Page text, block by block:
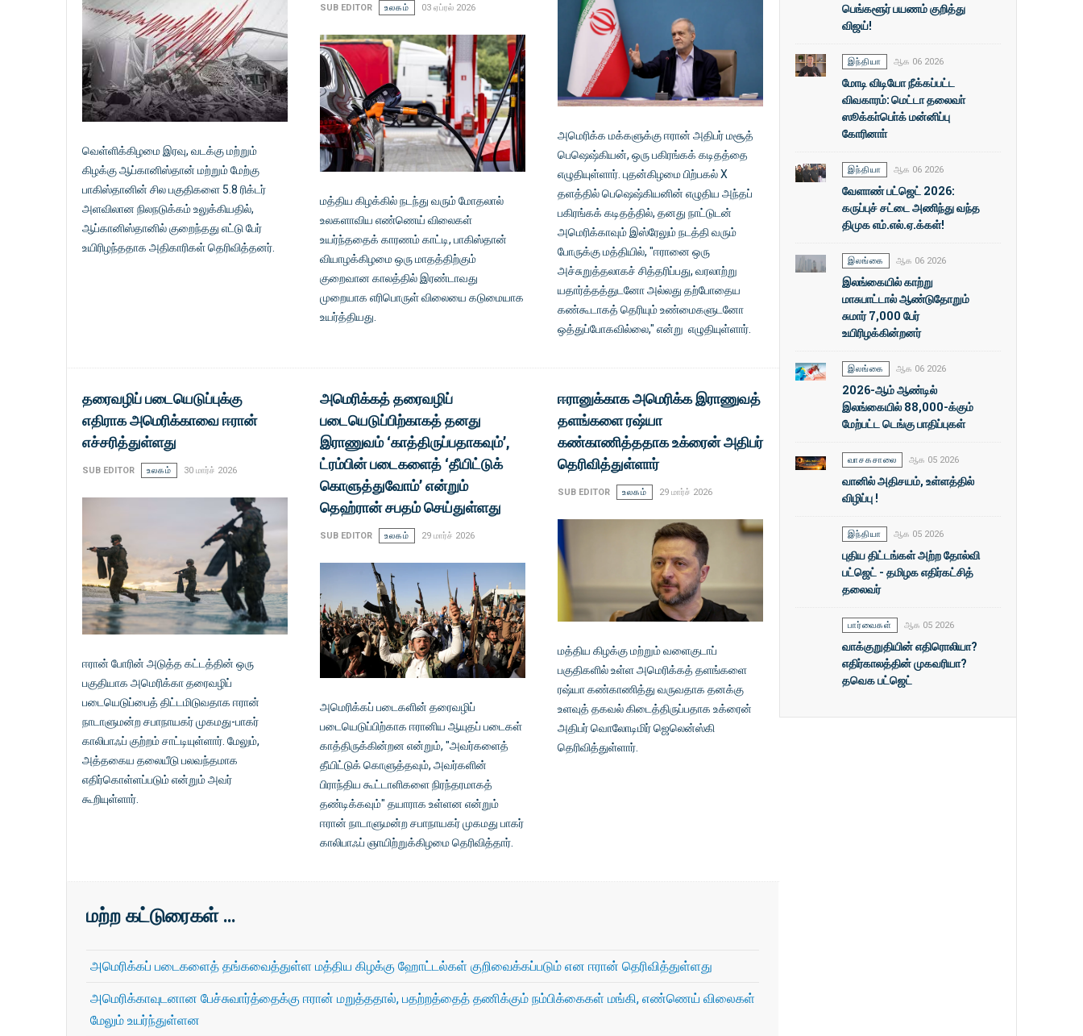
வெள்ளிக்கிழமை இரவு, வடக்கு மற்றும்
கிழக்கு ஆப்கானிஸ்தான் மற்றும் மேற்கு
பாகிஸ்தானின் சில பகுதிகளை 5.8 ரிக்டர்
அளவிலான நிலநடுக்கம் உலுக்கியதில்,
ஆப்கானிஸ்தானில் குறைந்தது எட்டு பேர்
உயிரிழந்ததாக அதிகாரிகள் தெரிவித்தனர்.
SUB EDITOR உலகம் 03 ஏப்ரல் 2026
மத்திய கிழக்கில் நடந்து வரும் மோதலால்
உலகளாவிய எண்ணெய் விலைகள்
உயர்ந்ததைக் காரணம் காட்டி, பாகிஸ்தான்
வியாழக்கிழமை ஒரு மாதத்திற்கும்
குறைவான காலத்தில் இரண்டாவது
முறையாக எரிபொருள் விலையை கடுமையாக
உயர்த்தியது.
அமெரிக்க மக்களுக்கு ஈரான் அதிபர் மசூத்
பெஷெஷ்கியன், ஒரு பகிரங்கக் கடிதத்தை
எழுதியுள்ளார். புதன்கிழமை பிற்பகல் X
தளத்தில் பெஷெஷ்கியனின் எழுதிய அந்தப்
பகிரங்கக் கடிதத்தில், தனது நாட்டுடன்
அமெரிக்காவும் இஸ்ரேலும் நடத்தி வரும்
போருக்கு மத்தியில், "ஈரானை ஒரு
அச்சுறுத்தலாகச் சித்தரிப்பது, வரலாற்று
யதார்த்தத்துடனோ அல்லது தற்போதைய
கண்கூடாகத் தெரியும் உண்மைகளுடனோ
ஒத்துப்போகவில்லை," என்று எழுதியுள்ளார்.
தரைவழிப் படையெடுப்புக்கு
எதிராக அமெரிக்காவை ஈரான்
எச்சரித்துள்ளது
SUB EDITOR உலகம் 30 மார்ச் 2026
ஈரான் போரின் அடுத்த கட்டத்தின் ஒரு
பகுதியாக அமெரிக்கா தரைவழிப்
படையெடுப்பைத் திட்டமிடுவதாக ஈரான்
நாடாளுமன்ற சபாநாயகர் முகமது-பாகர்
காலிபாஃப் குற்றம் சாட்டியுள்ளார். மேலும்,
அத்தகைய தலையீடு பலவந்தமாக
எதிர்கொள்ளப்படும் என்றும் அவர்
கூறியுள்ளார்.
அமெரிக்கத் தரைவழிப்
படையெடுப்பிற்காகத் தனது
இராணுவம் ‘காத்திருப்பதாகவும்’,
ட்ரம்பின் படைகளைத் ‘தீயிட்டுக்
கொளுத்துவோம்’ என்றும்
தெஹ்ரான் சபதம் செய்துள்ளது
SUB EDITOR உலகம் 29 மார்ச் 2026
அமெரிக்கப் படைகளின் தரைவழிப்
படையெடுப்பிற்காக ஈரானிய ஆயுதப் படைகள்
காத்திருக்கின்றன என்றும், "அவர்களைத்
தீயிட்டுக் கொளுத்தவும், அவர்களின்
பிராந்திய கூட்டாளிகளை நிரந்தரமாகத்
தண்டிக்கவும்" தயாராக உள்ளன என்றும்
ஈரான் நாடாளுமன்ற சபாநாயகர் முகமது பாகர்
காலிபாஃப் ஞாயிற்றுக்கிழமை தெரிவித்தார்.
ஈரானுக்காக அமெரிக்க இராணுவத்
தளங்களை ரஷ்யா
கண்காணித்ததாக உக்ரைன் அதிபர்
தெரிவித்துள்ளார்
SUB EDITOR உலகம் 29 மார்ச் 2026
மத்திய கிழக்கு மற்றும் வளைகுடாப்
பகுதிகளில் உள்ள அமெரிக்கத் தளங்களை
ரஷ்யா கண்காணித்து வருவதாக தனக்கு
உளவுத் தகவல் கிடைத்திருப்பதாக உக்ரைன்
அதிபர் வொலோடிமிர் ஜெலென்ஸ்கி
தெரிவித்துள்ளார்.
மற்ற கட்டுரைகள் …
அமெரிக்கப் படைகளைத் தங்கவைத்துள்ள மத்திய கிழக்கு ஹோட்டல்கள் குறிவைக்கப்படும் என ஈரான் தெரிவித்துள்ளது
அமெரிக்காவுடனான பேச்சுவார்த்தைக்கு ஈரான் மறுத்ததால், பதற்றத்தைத் தணிக்கும் நம்பிக்கைகள் மங்கி, எண்ணெய் விலைகள்
மேலும் உயர்ந்துள்ளன
பெங்களூர் பயணம் குறித்து
விஜய்!
இந்தியா ஆக 06 2026
மோடி விடியோ நீக்கப்பட்ட
விவகாரம்: மெட்டா தலைவா்
ஸூக்கா்பொ்க் மன்னிப்பு
கோரினாா்
இந்தியா ஆக 06 2026
வேளாண் பட்ஜெட் 2026:
கருப்புச் சட்டை அணிந்து வந்த
திமுக எம்.எல்.ஏ.க்கள்!
இலங்கை ஆக 06 2026
இலங்கையில் காற்று
மாசுபாட்டால் ஆண்டுதோறும்
சுமார் 7,000 பேர்
உயிரிழக்கின்றனர்
இலங்கை ஆக 06 2026
2026-ஆம் ஆண்டில்
இலங்கையில் 88,000-க்கும்
மேற்பட்ட டெங்கு பாதிப்புகள்
வாசகசாலை ஆக 05 2026
வானில் அதிசயம், உள்ளத்தில்
விழிப்பு !
இந்தியா ஆக 05 2026
புதிய திட்டங்கள் அற்ற தோல்வி
பட்ஜெட் - தமிழக எதிர்கட்சித்
தலைவர்
பார்வைகள் ஆக 05 2026
வாக்குறுதியின் எதிரொலியா?
எதிர்காலத்தின் முகவரியா?
தவெக பட்ஜெட்